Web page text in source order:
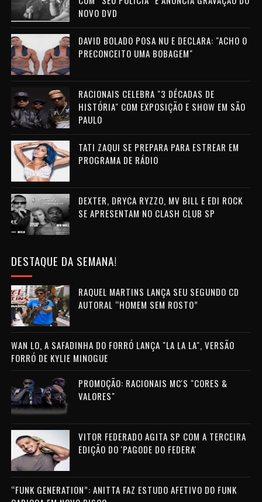
NOVO DVD
DAVID BOLADO POSA NU E DECLARA: "ACHO O
PRECONCEITO UMA BOBAGEM"
RACIONAIS CELEBRA "3 DÉCADAS DE
HISTÓRIA" COM EXPOSIÇÃO E SHOW EM SÃO
PAULO
TATI ZAQUI SE PREPARA PARA ESTREAR EM
PROGRAMA DE RÁDIO
DEXTER, DRYCA RYZZO, MV BILL E EDI ROCK
SE APRESENTAM NO CLASH CLUB SP
DESTAQUE DA SEMANA!
RAQUEL MARTINS LANÇA SEU SEGUNDO CD
AUTORAL “HOMEM SEM ROSTO”
WAN LO, A SAFADINHA DO FORRÓ LANÇA "LA LA LA", VERSÃO
FORRÓ DE KYLIE MINOGUE
PROMOÇÃO: RACIONAIS MC'S "CORES &
VALORES"
VITOR FEDERADO AGITA SP COM A TERCEIRA
EDIÇÃO DO 'PAGODE DO FEDERA'
“FUNK GENERATION”: ANITTA FAZ ESTUDO AFETIVO DO FUNK